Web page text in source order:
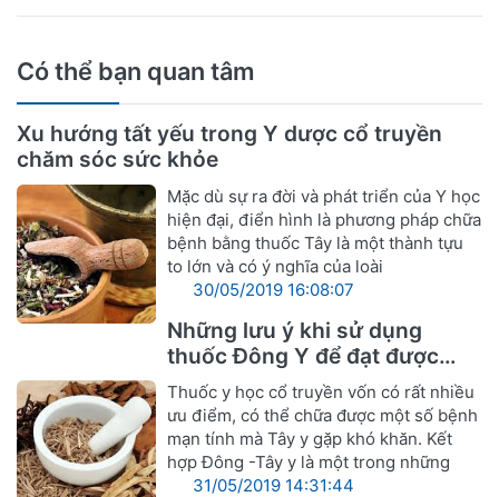
Có thể bạn quan tâm
Xu hướng tất yếu trong Y dược cổ truyền
chăm sóc sức khỏe
Mặc dù sự ra đời và phát triển của Y học
hiện đại, điển hình là phương pháp chữa
bệnh bằng thuốc Tây là một thành tựu
to lớn và có ý nghĩa của loài
30/05/2019 16:08:07
Những lưu ý khi sử dụng
thuốc Đông Y để đạt được
hiệu quả tốt nhất
Thuốc y học cổ truyền vốn có rất nhiều
ưu điểm, có thể chữa được một số bệnh
mạn tính mà Tây y gặp khó khăn. Kết
hợp Đông -Tây y là một trong những
31/05/2019 14:31:44